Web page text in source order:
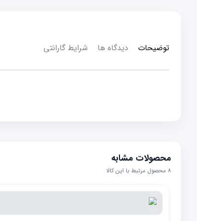
توضیحات دیدگاه ها شرایط گارانتی
محصولات مشابه
۸ محصول مرتبط با این کالا